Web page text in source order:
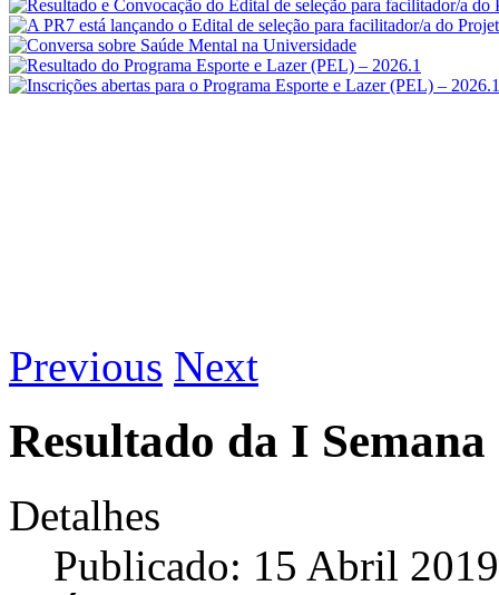
Previous Next
Resultado da I Semana
Detalhes
Publicado: 15 Abril 2019